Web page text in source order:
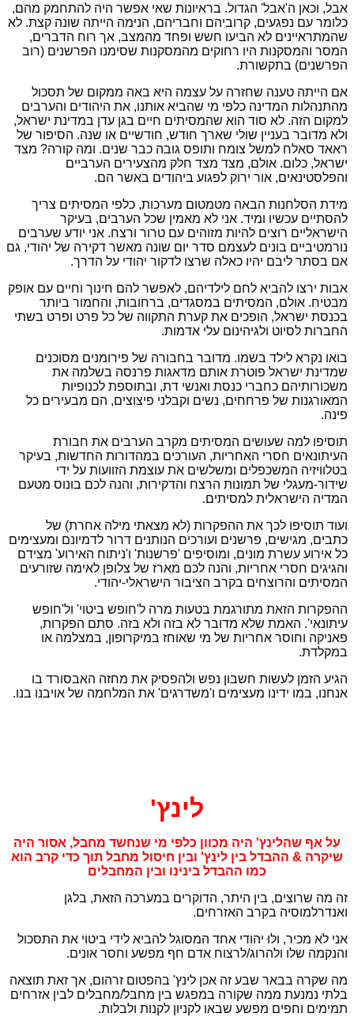
אבל, וכאן ה'אבל' הגדול. בראיונות שאי אפשר היה להתחמק מהם,
כלומר עם נפגעים, קרוביהם וחבריהם, הנימה הייתה שונה קצת. לא
שהמתראיינים לא הביעו חשש ופחד מהמצב, אך רוח הדברים,
המסר והמסקנות היו רחוקים מהמסקנות שסימנו הפרשנים (רוב
הפרשנים) בתקשורת.
אם הייתה טענה שחזרה על עצמה היא באה ממקום של תסכול
מהתנהלות המדינה כלפי מי שהביא אותנו, את היהודים והערבים
למקום הזה. לא סוד הוא שהמסיתים חיים בגן עדן במדינת ישראל,
ולא מדובר בעניין שולי שארך חודש, חודשיים או שנה. הסיפור של
ראאד סאלח למשל צומח ותופס גובה כבר שנים. ומה קורה? מצד
ישראל, כלום. אולם, מצד מצד חלק מהצעירים הערביים
והפלסטינאים, אור ירוק לפגוע ביהודים באשר הם.
מידת הסלחנות הבאה מטמטום מערכות, כלפי המסיתים צריך
להסתיים עכשיו ומיד. אני לא מאמין שכל הערבים, בעיקר
הישראליים רוצים להיות מזוהים עם טרור ורצח. אני יודע שערבים
נורמטיביים בונים לעצמם סדר יום שונה מאשר דקירה של יהודי, גם
אם בסתר ליבם יהיו כאלה שרצו לדקור יהודי על הדרך.
אבות ירצו להביא לחם לילדיהם, לאפשר להם חינוך וחיים עם אופק
מבטיח. אולם, המסיתים במסגדים, ברחובות, והחמור ביותר
בכנסת ישראל, הופכים את קערת התקווה של כל פרט ופרט בשתי
החברות לסיוט ולגיהינום עלי אדמות.
בואו נקרא לילד בשמו. מדובר בחבורה של פירומנים מסוכנים
שמדינת ישראל פוטרת אותם מדאגות פרנסה בשלמה את
משכורותיהם כחברי כנסת ואנשי דת, ובתוספת לכנופיות
המאורגנות של פרחחים, נשים וקבלני פיצוצים, הם מבעירים כל
פינה.
תוסיפו למה שעושים המסיתים מקרב הערבים את חבורת
העיתונאים חסרי האחריות, העורכים במהדורות החדשות, בעיקר
בטלוויזיה המשכפלים ומשלשים את עוצמת הזוועות על ידי
שידור-מעגלי של תמונות הרצח והדקירות, והנה לכם בונוס מטעם
המדיה הישראלית למסיתים.
ועוד תוסיפו לכך את ההפקרות (לא מצאתי מילה אחרת) של
כתבים, מגישים, פרשנים ועורכים הנותנים דרור לדמיונם ומעצימים
כל אירוע עשרת מונים, ומוסיפים 'פרשנות' ו'ניתוח האירוע' מצידם
והגיגים חסרי אחריות, והנה לכם מארז של צלופן לאימה שזורעים
המסיתים והרוצחים בקרב הציבור הישראלי-יהודי.
ההפקרות הזאת מתורגמת בטעות מרה ל'חופש ביטוי' ול'חופש
עיתונאי'. האמת שלא מדובר לא בזה ולא בזה. סתם הפקרות,
פאניקה וחוסר אחריות של מי שאוחז במיקרופון, במצלמה או
במקלדת.
הגיע הזמן לעשות חשבון נפש ולהפסיק את מחזה האבסורד בו
אנחנו, במו ידינו מעצימים ו'משדרגים' את המלחמה של אויבנו בנו.
לינץ'
על אף שהלינץ' היה מכוון כלפי מי שנחשד מחבל, אסור היה
שיקרה & ההבדל בין לינץ' ובין חיסול מחבל תוך כדי קרב הוא
כמו ההבדל בינינו ובין המחבלים
זה מה שרוצים, בין היתר, הדוקרים במערכה הזאת, בלגן
ואנדרלמוסיה בקרב האזרחים.
אני לא מכיר, ולוּ יהודי אחד המסוגל להביא לידי ביטוי את התסכול
והנקמה שלו ולהרוג/לרצוח אדם חף מפשע וחסר אונים.
מה שקרה בבאר שבע זה אכן לינץ' בהפטום זרהום, אך זאת תוצאה
בלתי נמנעת ממה שקורה במפגש בין מחבל/מחבלים לבין אזרחים
תמימים וחפים מפשע שבאו לקניון לקנות ולבלות.